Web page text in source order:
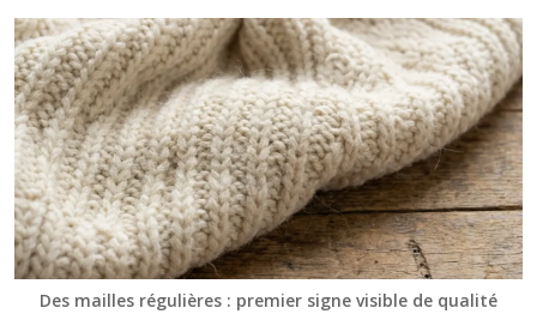
Des mailles régulières : premier signe visible de qualité